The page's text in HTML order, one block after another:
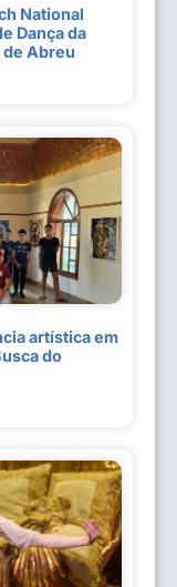
National
Dança da
de Abreu
artística em
do